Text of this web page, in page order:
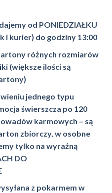
od PONIEDZIAŁKU
i kurier) do godziny 13:00
różnych rozmiarów
(większe ilości są
jednego typu
świerszcza po 120
karmowych – są
zbiorczy, w osobne
tylko na wyraźną
DO
z pokarmem w